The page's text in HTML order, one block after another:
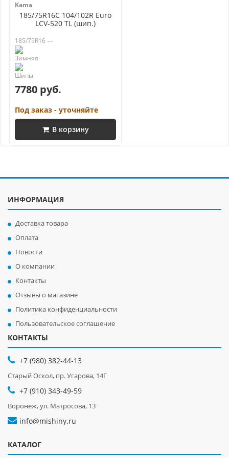
Kama
185/75R16C 104/102R Euro
LCV-520 TL (шип.)
185/75R16 —
7780 руб.
Под заказ - уточняйте
В корзину
ИНФОРМАЦИЯ
Доставка товара
Оплата
Новости
О компании
Контакты
Отзывы о магазине
Политика конфиденциальности
Пользовательское соглашение
КОНТАКТЫ
+7 (980) 382-44-13
Старый Оскол, пр. Угарова, 14Г
+7 (910) 343-49-59
Воронеж, ул. Матросова, 13
info@mishiny.ru
КАТАЛОГ